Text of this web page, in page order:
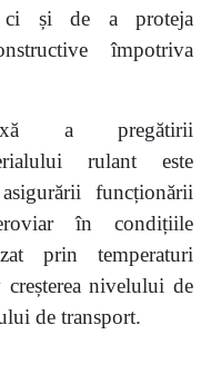
ci și de a proteja
împotriva
ă a pregătirii
rulant este
funcționării
în condițiile
prin temperaturi
nivelului de
de transport.